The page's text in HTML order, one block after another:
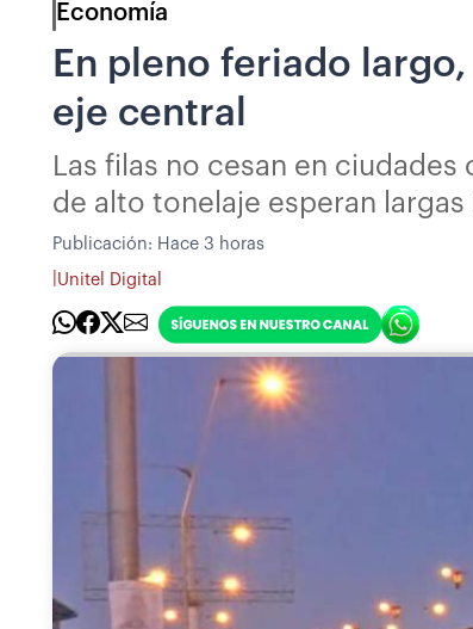
Economía
En pleno feriado
eje central
Las filas no cesan en
de alto tonelaje esperan
Publicación: Hace 3 horas
Unitel Digital